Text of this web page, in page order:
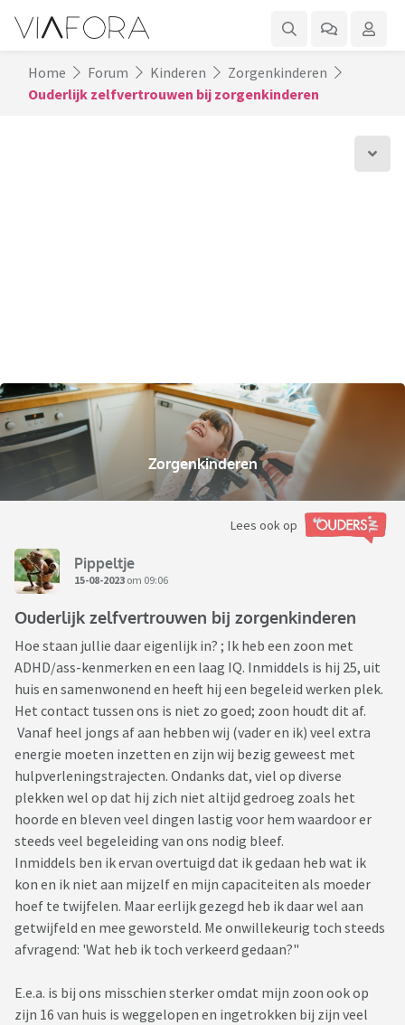
Home Forum Kinderen
Zorgenkinderen
Ouderlijk zelfvertrouwen bij zorgenkinderen
Zorgenkinderen
Lees ook op
Pippeltje
15-08-2023 om 09:06
Ouderlijk zelfvertrouwen bij zorgenkinderen
Hoe staan jullie daar eigenlijk in? ; Ik heb een zoon met
ADHD/ass-kenmerken en een laag IQ. Inmiddels is hij 25, uit
huis en samenwonend en heeft hij een begeleid werken plek.
Het contact tussen ons is niet zo goed; zoon houdt dit af.
Vanaf heel jongs af aan hebben wij (vader en ik) veel extra
energie moeten inzetten en zijn wij bezig geweest met
hulpverleningstrajecten. Ondanks dat, viel op diverse
plekken wel op dat hij zich niet altijd gedroeg zoals het
hoorde en bleven veel dingen lastig voor hem waardoor er
steeds veel begeleiding van ons nodig bleef.
Inmiddels ben ik ervan overtuigd dat ik gedaan heb wat ik
kon en ik niet aan mijzelf en mijn capaciteiten als moeder
hoef te twijfelen. Maar eerlijk gezegd heb ik daar wel aan
getwijfeld en mee geworsteld. Me onwillekeurig toch steeds
afvragend: 'Wat heb ik toch verkeerd gedaan?"
E.e.a. is bij ons misschien sterker omdat mijn zoon ook op
zijn 16 van huis is weggelopen en ingetrokken bij zijn veel